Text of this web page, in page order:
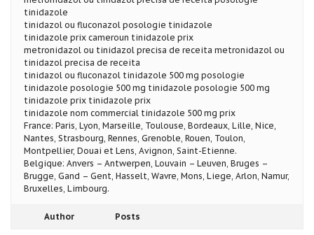
tinidazole
tinidazol ou fluconazol posologie tinidazole
tinidazole prix cameroun tinidazole prix
metronidazol ou tinidazol precisa de receita metronidazol ou
tinidazol precisa de receita
tinidazol ou fluconazol tinidazole 500 mg posologie
tinidazole posologie 500 mg tinidazole posologie 500 mg
tinidazole prix tinidazole prix
tinidazole nom commercial tinidazole 500 mg prix
France: Paris, Lyon, Marseille, Toulouse, Bordeaux, Lille, Nice,
Nantes, Strasbourg, Rennes, Grenoble, Rouen, Toulon,
Montpellier, Douai et Lens, Avignon, Saint-Etienne.
Belgique: Anvers – Antwerpen, Louvain – Leuven, Bruges –
Brugge, Gand – Gent, Hasselt, Wavre, Mons, Liege, Arlon, Namur,
Bruxelles, Limbourg.
Author Posts